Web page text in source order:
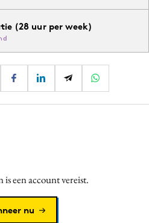
(28 uur per week)
een account vereist.
nu